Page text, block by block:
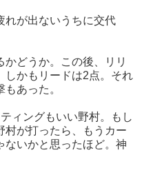
れが出ないうちに交代
かどうか。この後、リリ
しかもリードは2点。それ
あった。
ィングもいい野村。もし
村が打ったら、もうカー
ないかと思ったほど。神